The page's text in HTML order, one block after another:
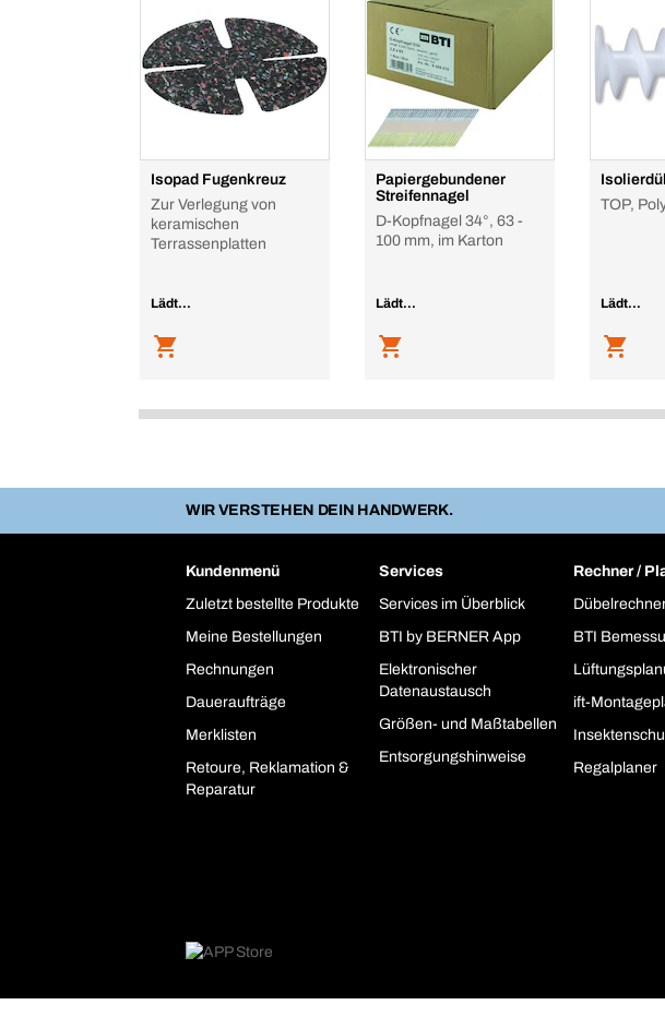
Isopad Fugenkreuz
Zur Verlegung von
keramischen
Terrassenplatten
Lädt...
Papiergebundener
Streifennagel
D-Kopfnagel 34°, 63 -
100 mm, im Karton
Lädt...
TOP,
Lädt...
WIR VERSTEHEN DEIN HANDWERK.
Kundenmenü
Zuletzt bestellte Produkte
Meine Bestellungen
Rechnungen
Daueraufträge
Merklisten
Retoure, Reklamation &
Reparatur
Services
Services im Überblick
BTI by BERNER App
Elektronischer
Datenaustausch
Größen- und Maßtabellen
Entsorgungshinweise
Rechner /
BTI
ift-
Regalplaner